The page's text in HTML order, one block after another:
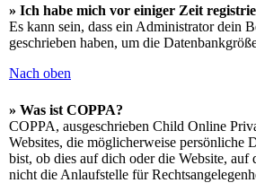
» Ich habe mich vor einiger Zeit
Es kann sein, dass ein Administrator dein
geschrieben haben, um die
Nach oben
» Was ist COPPA?
COPPA, ausgeschrieben Child Online
Websites, die möglicherweise persönliche
bist, ob dies auf dich oder die Website,
nicht die Anlaufstelle für